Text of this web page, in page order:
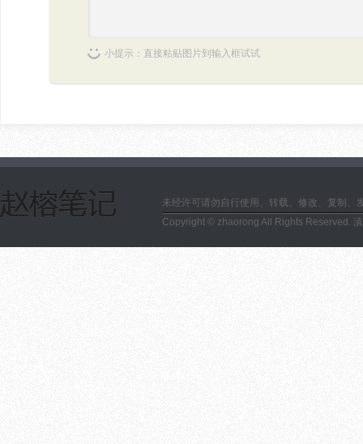
小提示：直接粘贴图片到输入框试试
未经许可请勿自行使用、转载、修改、复制
Copyright © zhaorong All Rights Reserved.